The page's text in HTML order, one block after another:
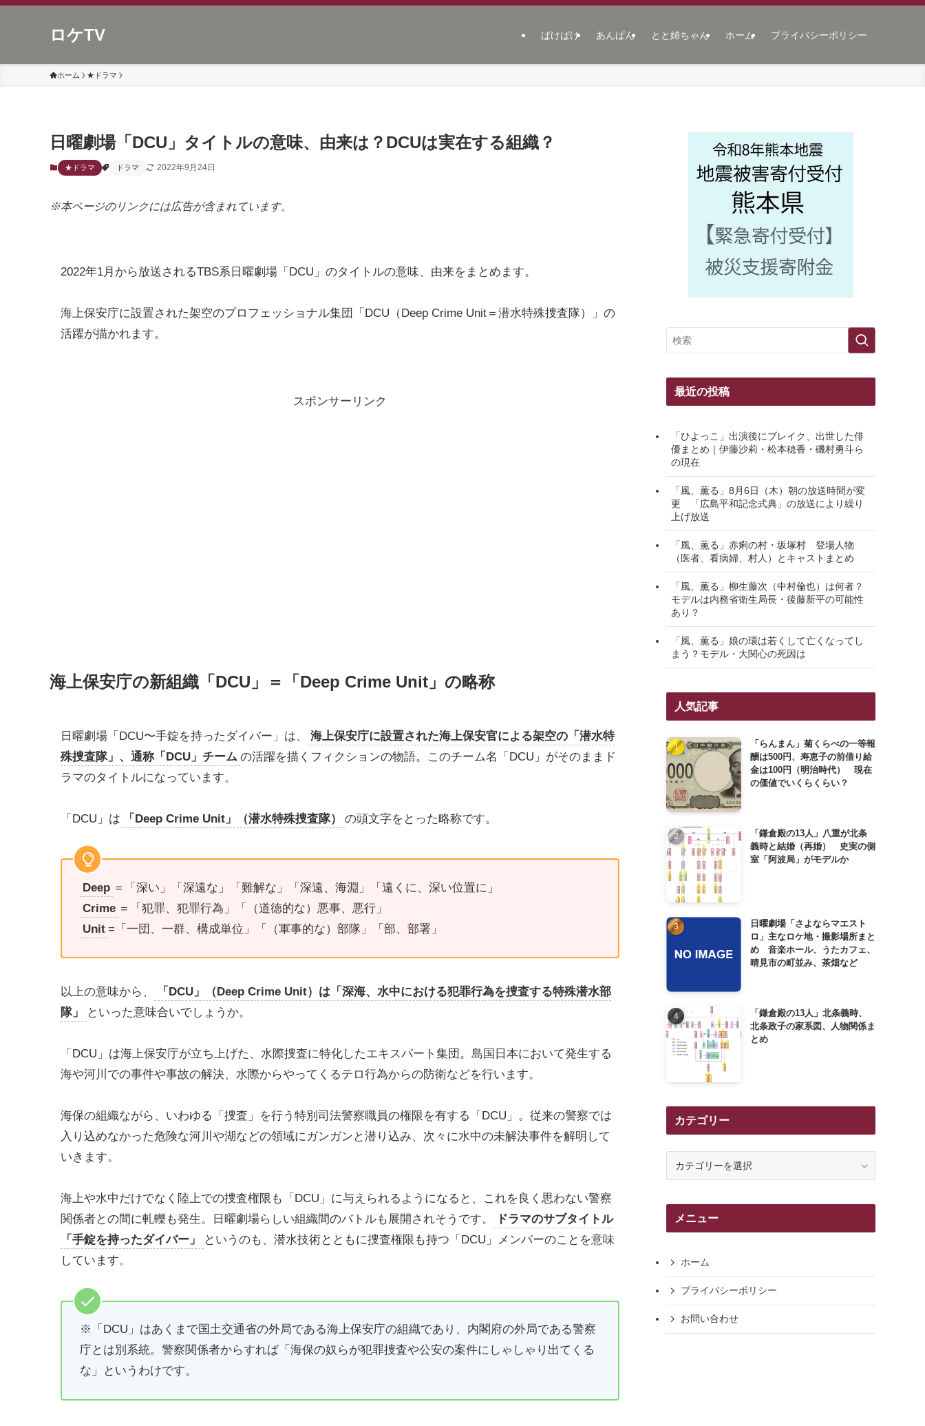
ロケTV ばけばけ あんぱん とと姉ちゃん ホーム プライバシーポリシー
ホーム ★ドラマ
日曜劇場「DCU」タイトルの意味、由来は？DCUは実在する組織？
★ドラマ ドラマ 2022年9月24日
※本ページのリンクには広告が含まれています。
2022年1月から放送されるTBS系日曜劇場「DCU」のタイトルの意味、由来をまとめます。
海上保安庁に設置された架空のプロフェッショナル集団「DCU（Deep Crime Unit＝潜水特殊捜査隊）」の
活躍が描かれます。
スポンサーリンク
海上保安庁の新組織「DCU」＝「Deep Crime Unit」の略称
日曜劇場「DCU〜手錠を持ったダイバー」は、
海上保安庁に設置された海上保安官による架空の「潜水特
殊捜査隊」、通称「DCU」チーム の活躍を描くフィクションの物語。このチーム名「DCU」がそのままド
ラマのタイトルになっています。
「DCU」は 「Deep Crime Unit」（潜水特殊捜査隊） の頭文字をとった略称です。
Deep ＝「深い」「深遠な」「難解な」「深遠、海淵」「遠くに、深い位置に」
Crime ＝「犯罪、犯罪行為」「（道徳的な）悪事、悪行」
Unit =「一団、一群、構成単位」「（軍事的な）部隊」「部、部署」
以上の意味から、
「DCU」（Deep Crime Unit）は「深海、水中における犯罪行為を捜査する特殊潜水部
隊」
といった意味合いでしょうか。
「DCU」は海上保安庁が立ち上げた、水際捜査に特化したエキスパート集団。島国日本において発生する
海や河川での事件や事故の解決、水際からやってくるテロ行為からの防衛などを行います。
海保の組織ながら、いわゆる「捜査」を行う特別司法警察職員の権限を有する「DCU」。従来の警察では
入り込めなかった危険な河川や湖などの領域にガンガンと潜り込み、次々に水中の未解決事件を解明して
いきます。
海上や水中だけでなく陸上での捜査権限も「DCU」に与えられるようになると、これを良く思わない警察
関係者との間に軋轢も発生。日曜劇場らしい組織間のバトルも展開されそうです。
ドラマのサブタイトル
「手錠を持ったダイバー」
というのも、潜水技術とともに捜査権限も持つ「DCU」メンバーのことを意味
しています。
※「DCU」はあくまで国土交通省の外局である海上保安庁の組織であり、内閣府の外局である警察
庁とは別系統。警察関係者からすれば「海保の奴らが犯罪捜査や公安の案件にしゃしゃり出てくる
な」というわけです。
最近の投稿
「ひよっこ」出演後にブレイク、出世した俳
優まとめ｜伊藤沙莉・松本穂香・磯村勇斗ら
の現在
「風、薫る」8月6日（木）朝の放送時間が変
更 「広島平和記念式典」の放送により繰り
上げ放送
「風、薫る」赤痢の村・坂塚村 登場人物
（医者、看病婦、村人）とキャストまとめ
「風、薫る」柳生藤次（中村倫也）は何者？
モデルは内務省衛生局長・後藤新平の可能性
あり？
「風、薫る」娘の環は若くして亡くなってし
まう？モデル・大関心の死因は
人気記事
「らんまん」菊くらべの一等報
酬は500円、寿恵子の前借り給
金は100円（明治時代） 現在
の価値でいくらくらい？
「鎌倉殿の13人」八重が北条
義時と結婚（再婚） 史実の側
室「阿波局」がモデルか
日曜劇場「さよならマエスト
ロ」主なロケ地・撮影場所まと
め 音楽ホール、うたカフェ、
晴見市の町並み、茶畑など
「鎌倉殿の13人」北条義時、
北条政子の家系図、人物関係ま
とめ
カテゴリー
リ
メニュー
ホーム
プライバシーポリシー
お問い合わせ